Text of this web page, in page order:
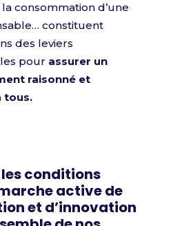
consommation d’une
constituent
des leviers
pour assurer un
raisonné et
tous.
les conditions
active de
et d’innovation